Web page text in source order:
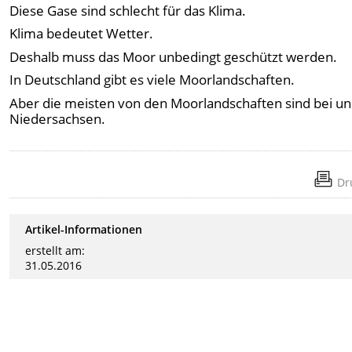
Diese Gase sind schlecht für das Klima.
Klima bedeutet Wetter.
Deshalb muss das Moor unbedingt geschützt werden.
In Deutschland gibt es viele Moorlandschaften.
Aber die meisten von den Moorlandschaften sind bei
Niedersachsen.
Artikel-Informationen
erstellt am:
31.05.2016